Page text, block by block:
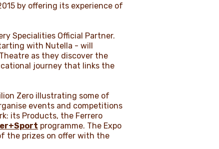
by offering its experience of
Specialities Official Partner.
with Nutella - will
as they discover the
journey that links the
Zero illustrating some of
events and competitions
its Products, the Ferrero
programme. The Expo
the prizes on offer with the